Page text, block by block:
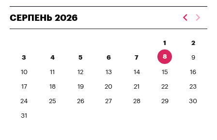
СЕРПЕНЬ 2026
1 2
3 4 5 6 7 8 9
10 11 12 13 14 15 16
17 18 19 20 21 22 23
24 25 26 27 28 29 30
31